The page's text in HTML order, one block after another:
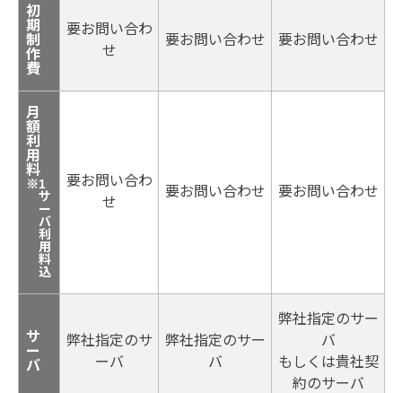
初
期
制
作
費
要お問い合わ
せ
要お問い合わせ 要お問い合わせ
月
額
利
用
料
※1
サ
ー
バ
利
用
料
込
要お問い合わ
せ
要お問い合わせ 要お問い合わせ
サ
ー
バ
弊社指定のサ
ーバ
弊社指定のサー
バ
弊社指定のサー
バ
もしくは貴社契
約のサーバ